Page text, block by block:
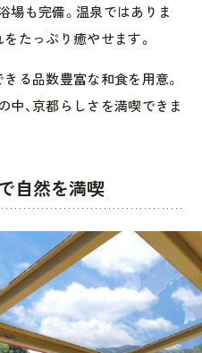
場も完備。温泉ではありま
たっぷり癒やせます。
る品数豊富な和食を用意。
中、京都らしさを満喫できま
自然を満喫